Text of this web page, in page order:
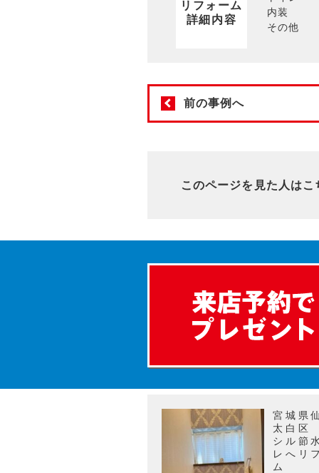
リフォーム
詳細内容
内装
その他
前の事例へ
このページを見た人は
宮城県
太白区
シル節
レへリ
ム